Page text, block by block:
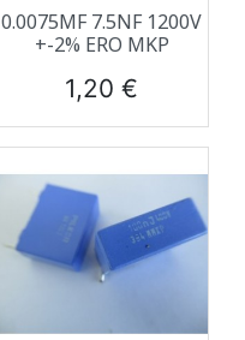
0.0075ΜF 7.5NF 1200V
+-2% ERO MKP
Prix
1,20 €